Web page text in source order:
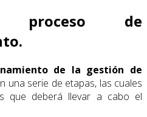
proceso de
de la gestión de
una serie de etapas, las cuales
que deberá llevar a cabo el